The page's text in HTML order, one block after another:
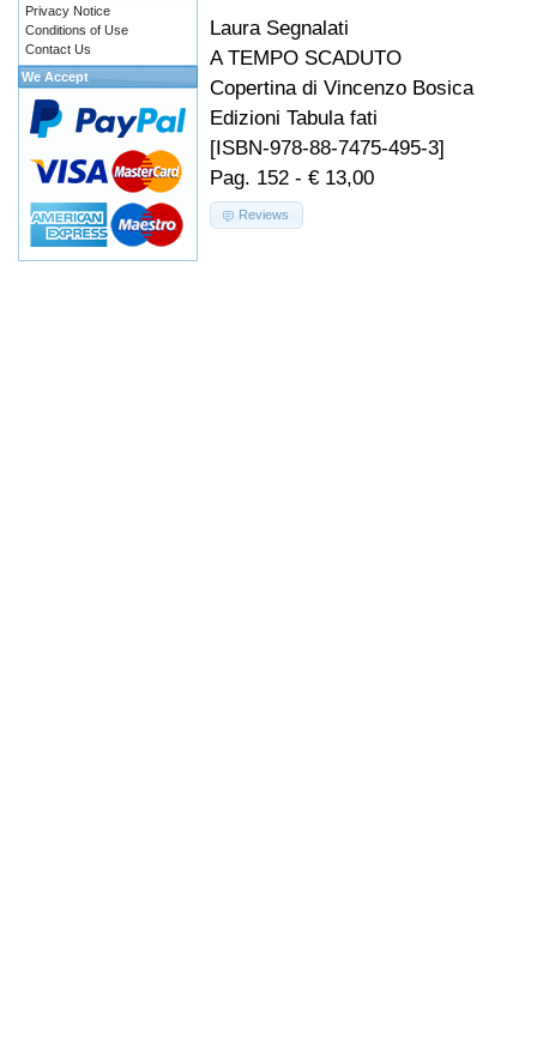
Laura Segnalati
A TEMPO SCADUTO
Copertina di Vincenzo Bosica
Edizioni Tabula fati
[ISBN-978-88-7475-495-3]
Pag. 152 - € 13,00
Reviews
Privacy Notice
Conditions of Use
Contact Us
We Accept